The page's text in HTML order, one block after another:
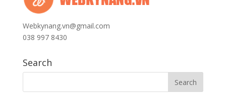
Webkynang.vn@gmail.com
038 997 8430
Search